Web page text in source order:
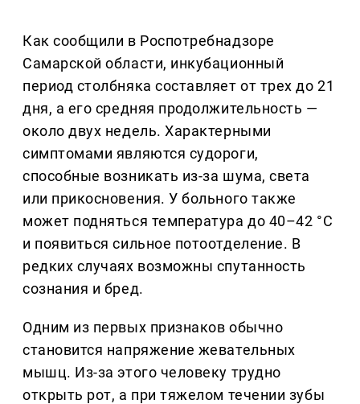
Как сообщили в Роспотребнадзоре
Самарской области, инкубационный
период столбняка составляет от трех до 21
дня, а его средняя продолжительность —
около двух недель. Характерными
симптомами являются судороги,
способные возникать из-за шума, света
или прикосновения. У больного также
может подняться температура до 40–42 °С
и появиться сильное потоотделение. В
редких случаях возможны спутанность
сознания и бред.
Одним из первых признаков обычно
становится напряжение жевательных
мышц. Из-за этого человеку трудно
открыть рот, а при тяжелом течении зубы